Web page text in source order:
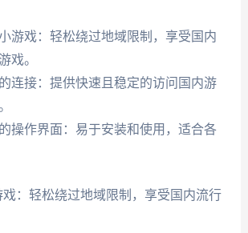
游戏：轻松绕过地域限制，享受国内
戏。
连接：提供快速且稳定的访问国内游
操作界面：易于安装和使用，适合各
：轻松绕过地域限制，享受国内流行